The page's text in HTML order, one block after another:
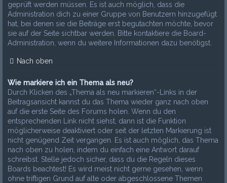
geprüft werden müssen. Es ist auch möglich, dass die
Administration dich zu einer Gruppe von Benutzern hinzugefügt
hat, bei denen sie die Beiträge erst begutachten möchte, bevor
sie auf der Seite sichtbar werden. Bitte kontaktiere die Board-
Administration, wenn du weitere Informationen dazu benötigst.
Nach oben
Wie markiere ich ein Thema als neu?
Durch Klicken des „Thema als neu markieren“-Links in der
Beitragsansicht kannst du das Thema wieder ganz nach oben
auf die erste Seite des Forums holen. Wenn du den
entsprechenden Link nicht siehst, dann ist die Funktion
möglicherweise deaktiviert oder seit der letzten Markierung ist
nicht genügend Zeit vergangen. Es ist auch möglich, das Thema
nach oben zu holen, indem du einfach eine Antwort darauf
schreibst. Stelle jedoch sicher, dass du die Regeln dieses
Boards beachtest! Es wird meist nicht gerne gesehen, wenn
ohne triftigen Grund auf alte oder abgeschlossene Themen